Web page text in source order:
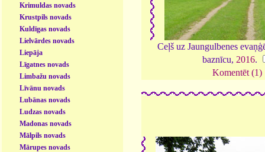
Krimuldas novads
Krustpils novads
Kuldīgas novads
Lielvārdes novads
Liepāja
Līgatnes novads
Limbažu novads
Līvānu novads
Lubānas novads
Ludzas novads
Madonas novads
Mālpils novads
Mārupes novads
Ceļš uz Jaungulbenes
baznīcu, 2016.
Komentēt (1)